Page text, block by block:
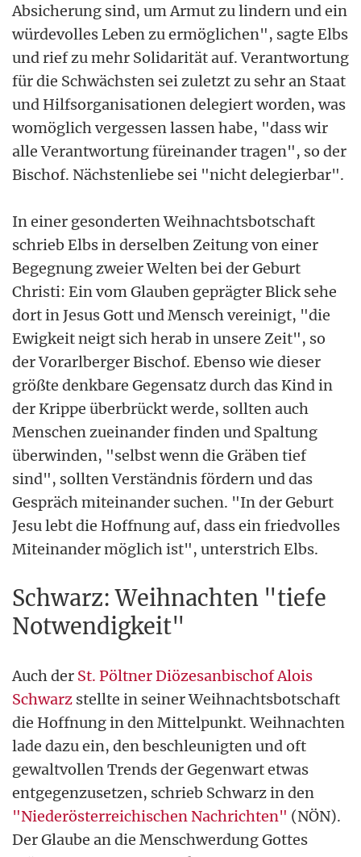
Absicherung sind, um Armut zu lindern und ein
würdevolles Leben zu ermöglichen", sagte Elbs
und rief zu mehr Solidarität auf. Verantwortung
für die Schwächsten sei zuletzt zu sehr an Staat
und Hilfsorganisationen delegiert worden, was
womöglich vergessen lassen habe, "dass wir
alle Verantwortung füreinander tragen", so der
Bischof. Nächstenliebe sei "nicht delegierbar".
In einer gesonderten Weihnachtsbotschaft
schrieb Elbs in derselben Zeitung von einer
Begegnung zweier Welten bei der Geburt
Christi: Ein vom Glauben geprägter Blick sehe
dort in Jesus Gott und Mensch vereinigt, "die
Ewigkeit neigt sich herab in unsere Zeit", so
der Vorarlberger Bischof. Ebenso wie dieser
größte denkbare Gegensatz durch das Kind in
der Krippe überbrückt werde, sollten auch
Menschen zueinander finden und Spaltung
überwinden, "selbst wenn die Gräben tief
sind", sollten Verständnis fördern und das
Gespräch miteinander suchen. "In der Geburt
Jesu lebt die Hoffnung auf, dass ein friedvolles
Miteinander möglich ist", unterstrich Elbs.
Schwarz: Weihnachten "tiefe
Notwendigkeit"
Auch der St. Pöltner Diözesanbischof Alois
Schwarz stellte in seiner Weihnachtsbotschaft
die Hoffnung in den Mittelpunkt. Weihnachten
lade dazu ein, den beschleunigten und oft
gewaltvollen Trends der Gegenwart etwas
entgegenzusetzen, schrieb Schwarz in den
"Niederösterreichischen Nachrichten" (NÖN).
Der Glaube an die Menschwerdung Gottes